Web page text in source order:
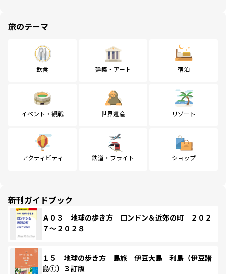
旅のテーマ
飲食 建築・アート 宿泊
イベント・観戦 世界遺産 リゾート
アクティビティ 鉄道・フライト ショップ
新刊ガイドブック
Ａ０３ 地球の歩き方 ロンドン＆近郊の町 ２０２
７～２０２８
１５ 地球の歩き方 島旅 伊豆大島 利島（伊豆諸
島①）３訂版